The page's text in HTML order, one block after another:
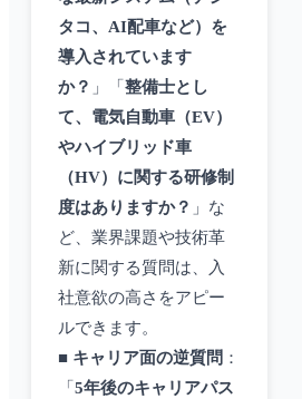
タコ、AI配車など）を
導入されています
か？ 」「 整備士とし
て、電気自動車（EV）
やハイブリッド車
（HV）に関する研修制
度はありますか？ 」な
ど、業界課題や技術革
新に関する質問は、入
社意欲の高さをアピー
ルできます。
■ キャリア面の逆質問 ：
「 5年後のキャリアパス